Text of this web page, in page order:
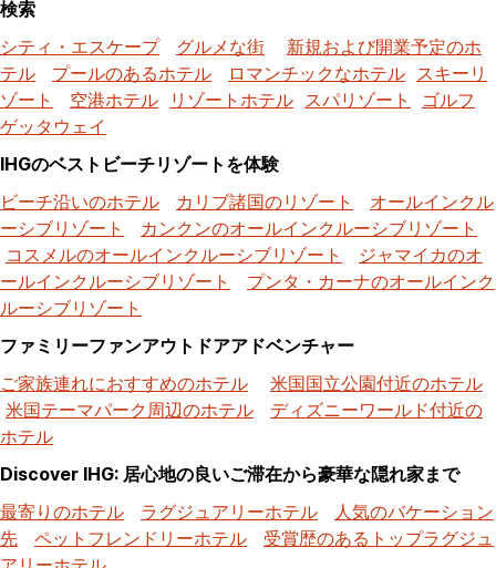
検索
シティ・エスケープ
グルメな街
新規および開業予定のホ
テル
プールのあるホテル ロマンチックなホテル スキーリ
ゾート
空港ホテル リゾートホテル スパリゾート
ゴルフ
ゲッタウェイ
IHGのベストビーチリゾートを体験
ビーチ沿いのホテル
カリブ諸国のリゾート
オールインクル
ーシブリゾート
カンクンのオールインクルーシブリゾート
コスメルのオールインクルーシブリゾート
ジャマイカのオ
ールインクルーシブリゾート
プンタ・カーナのオールインク
ルーシブリゾート
ファミリーファンアウトドアアドベンチャー
ご家族連れにおすすめのホテル
米国国立公園付近のホテル
米国テーマパーク周辺のホテル
ディズニーワールド付近の
ホテル
Discover IHG: 居心地の良いご滞在から豪華な隠れ家まで
最寄りのホテル
ラグジュアリーホテル
人気のバケーション
先
ペットフレンドリーホテル
受賞歴のあるトップラグジュ